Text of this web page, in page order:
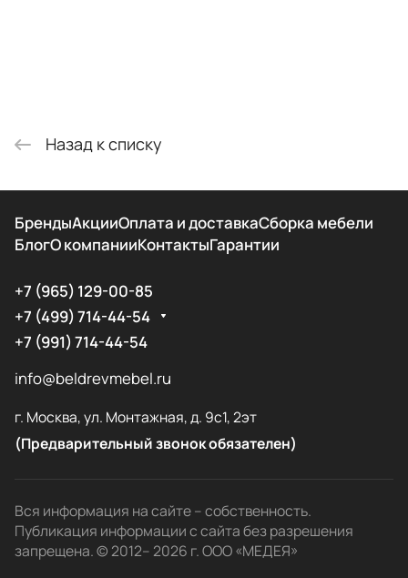
Назад к списку
БрендыАкцииОплата и доставкаСборка мебели
БлогО компанииКонтактыГарантии
+7 (965) 129-00-85
+7 (499) 714-44-54
+7 (991) 714-44-54
info@beldrevmebel.ru
г. Москва, ул. Монтажная, д. 9с1, 2эт
(Предварительный звонок обязателен)
Вся информация на сайте – собственность.
Публикация информации с сайта без разрешения
запрещена. © 2012– 2026 г. ООО «МЕДЕЯ»